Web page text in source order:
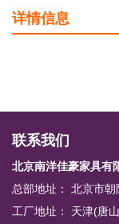
详情信息
联系我们
北京南洋佳豪家具有
总部地址： 北京市
工厂地址： 天津(唐